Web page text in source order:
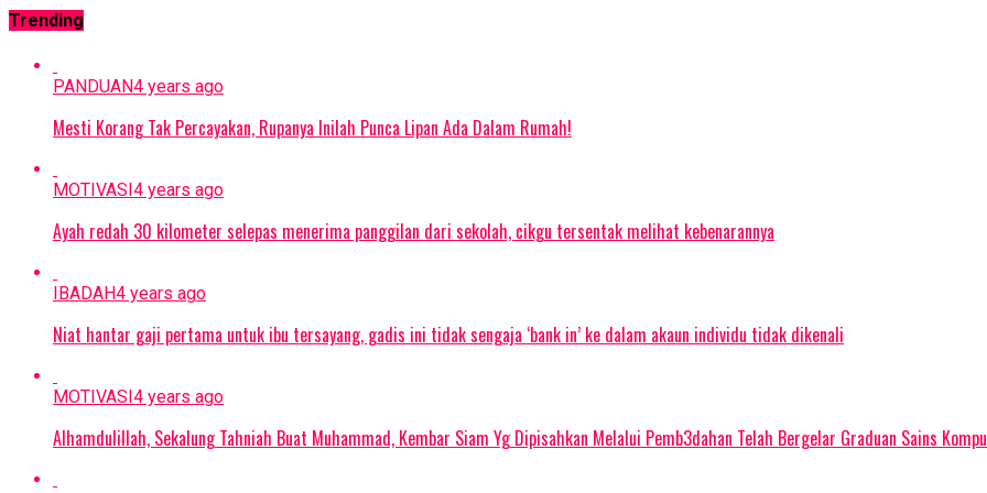
Trending
PANDUAN4 years ago
Mesti Korang Tak Percayakan, Rupanya Inilah Punca Lipan Ada Dalam Rumah!
MOTIVASI4 years ago
Ayah redah 30 kilometer selepas menerima panggilan dari sekolah, cikgu tersentak melihat kebenarannya
IBADAH4 years ago
Niat hantar gaji pertama untuk ibu tersayang, gadis ini tidak sengaja ‘bank in’ ke dalam akaun individu tidak dikenali
MOTIVASI4 years ago
Alhamdulillah, Sekalung Tahniah Buat Muhammad, Kembar Siam Yg Dipisahkan Melalui Pemb3dahan Telah Bergelar Graduan Sains